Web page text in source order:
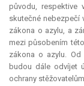
původu, respektive
skutečné nebezpečí
zákona o azylu, a
mezi působením
zákona o azylu. Od
budou dále odvíjet
ochrany